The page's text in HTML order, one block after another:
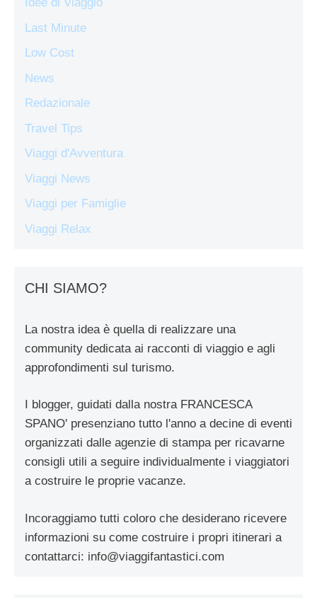
Idee di Viaggio
Last Minute
Low Cost
News
Redazionale
Travel Tips
Viaggi d'Avventura
Viaggi News
Viaggi per Famiglie
Viaggi Relax
CHI SIAMO?
La nostra idea è quella di realizzare una
community dedicata ai racconti di viaggio e agli
approfondimenti sul turismo.
I blogger, guidati dalla nostra FRANCESCA
SPANO' presenziano tutto l'anno a decine di eventi
organizzati dalle agenzie di stampa per ricavarne
consigli utili a seguire individualmente i viaggiatori
a costruire le proprie vacanze.
Incoraggiamo tutti coloro che desiderano ricevere
informazioni su come costruire i propri itinerari a
contattarci: info@viaggifantastici.com